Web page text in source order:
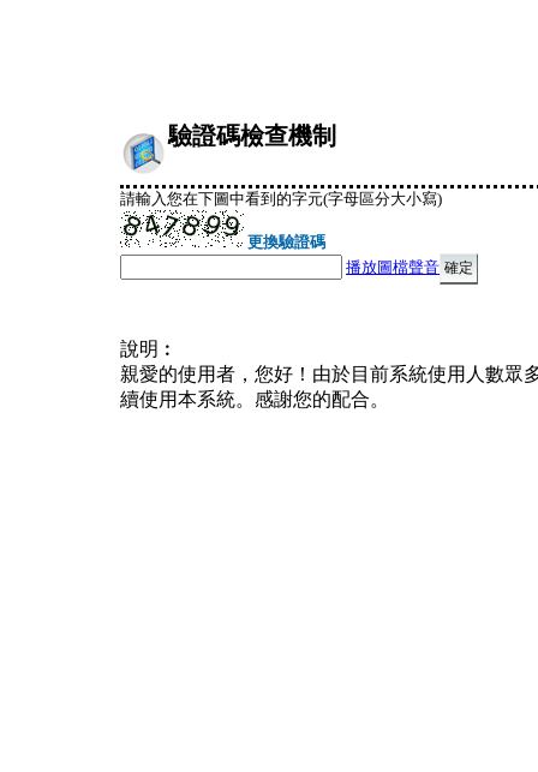
驗證碼檢查機制
請輸入您在下圖中看到的字元(字母區分大小寫)
更換驗證碼
播放圖檔聲音
說明︰
親愛的使用者，您好！由於目前系統使用人數眾
續使用本系統。感謝您的配合。